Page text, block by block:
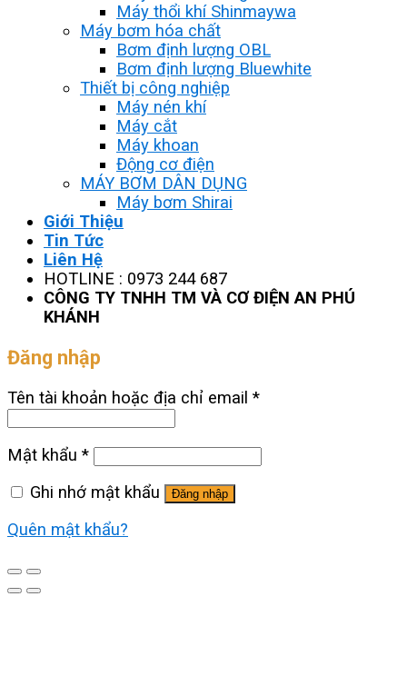
Máy thổi khí Shinmaywa
Máy bơm hóa chất
Bơm định lượng OBL
Bơm định lượng Bluewhite
Thiết bị công nghiệp
Máy nén khí
Máy cắt
Máy khoan
Động cơ điện
MÁY BƠM DÂN DỤNG
Máy bơm Shirai
Giới Thiệu
Tin Tức
Liên Hệ
HOTLINE : 0973 244 687
CÔNG TY TNHH TM VÀ CƠ ĐIỆN AN PHÚ
KHÁNH
Đăng nhập
Tên tài khoản hoặc địa chỉ email *
Mật khẩu *
Ghi nhớ mật khẩu
Đăng nhập
Quên mật khẩu?